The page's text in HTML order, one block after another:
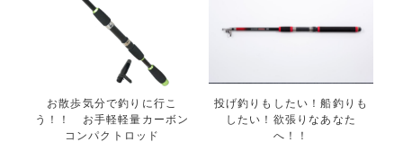
お散歩気分で釣りに行こ
う！！ お手軽軽量カーボン
コンパクトロッド
投げ釣りもしたい！船釣りも
したい！欲張りなあなた
へ！！